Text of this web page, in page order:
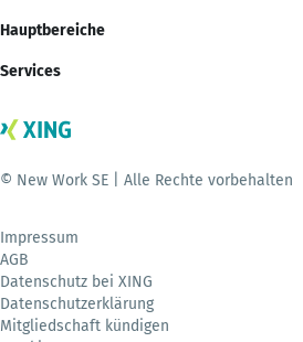
Hauptbereiche
Services
© New Work SE | Alle Rechte vorbehalten
Impressum
AGB
Datenschutz bei XING
Datenschutzerklärung
Mitgliedschaft kündigen